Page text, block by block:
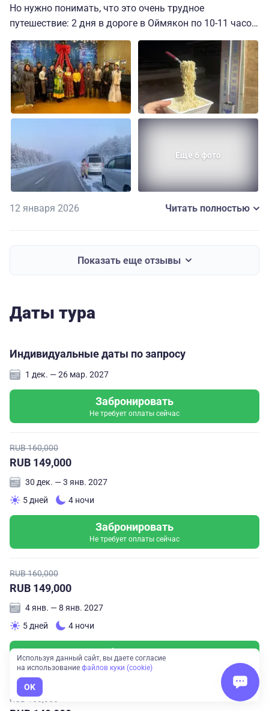
Но нужно понимать, что это очень трудное
путешествие: 2 дня в дороге в Оймякон по 10-11 часов
в день. В Оймяконе очень насыщенная программа,
нужно постоянно одеваться и раздеваться, туалет на
улице. На Новый год у нас была погода -60,5! И два дня
пути обратно.
По дороге посетили различные интересные места,
было очень насыщенно!
Мы с подружкой остались очень довольны!
Еще 6 фото
12 января 2026 Читать полностью
Показать еще отзывы
Даты тура
Индивидуальные даты по запросу
1 дек. — 26 мар. 2027
Забронировать
Не требует оплаты сейчас
RUB 160,000
RUB 149,000
30 дек. — 3 янв. 2027
5 дней
4 ночи
Забронировать
Не требует оплаты сейчас
RUB 160,000
RUB 149,000
4 янв. — 8 янв. 2027
5 дней
4 ночи
Забронировать
Не требует оплаты сейчас
RUB 160,000
Используя данный сайт, вы даете согласие
на использование файлов куки (cookie)
OK